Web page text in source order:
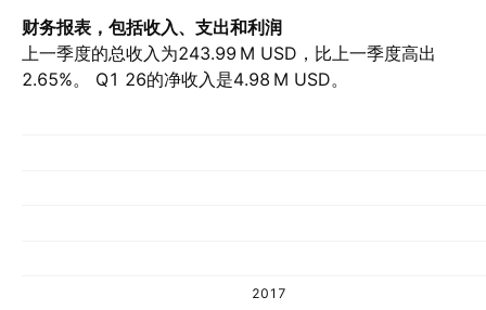
财务报表，包括收入、支出和利润
上一季度的总收入为‪243.99 M‬ USD，比上一季度高出
2.65%。 Q1 26的净收入是‪4.98 M‬ USD。
2017